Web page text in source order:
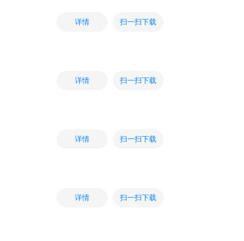
详情 扫一扫下载
详情 扫一扫下载
详情 扫一扫下载
详情 扫一扫下载